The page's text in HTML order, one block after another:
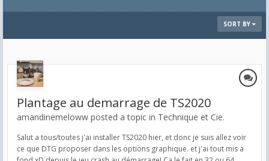
SORT BY
Plantage au demarrage de TS2020
amandinemeloww posted a topic in Technique et Cie.
Salut a tous/toutes j'ai installer TS2020 hier, et donc je suis allez voir
ce que DTG proposer dans les options graphique. et j'ai tout mis a